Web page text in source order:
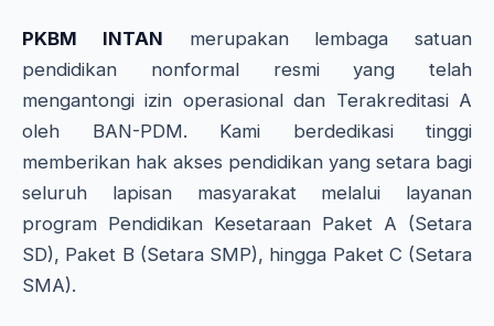
PKBM INTAN merupakan lembaga satuan
pendidikan nonformal resmi yang telah
mengantongi izin operasional dan Terakreditasi A
oleh BAN-PDM. Kami berdedikasi tinggi
memberikan hak akses pendidikan yang setara bagi
seluruh lapisan masyarakat melalui layanan
program Pendidikan Kesetaraan Paket A (Setara
SD), Paket B (Setara SMP), hingga Paket C (Setara
SMA).